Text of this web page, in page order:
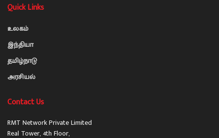
Quick Links
உலகம்
இந்தியா
தமிழ்நாடு
அரசியல்
Contact Us
RMT Network Private Limited
Real Tower, 4th Floor,